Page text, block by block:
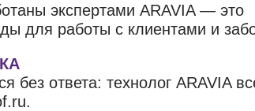
экспертами ARAVIA — это
для работы с клиентами и
без ответа: технолог ARAVIA